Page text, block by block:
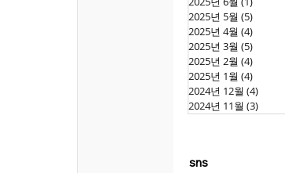
2025년 5월 (5)
2025년 4월 (4)
2025년 3월 (5)
2025년 2월 (4)
2025년 1월 (4)
2024년 12월 (4)
2024년 11월 (3)
sns